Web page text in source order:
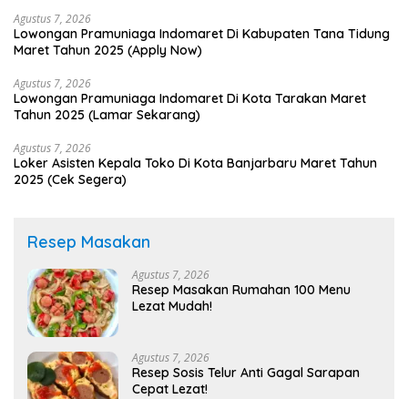
Agustus 7, 2026
Lowongan Pramuniaga Indomaret Di Kabupaten Tana Tidung
Maret Tahun 2025 (Apply Now)
Agustus 7, 2026
Lowongan Pramuniaga Indomaret Di Kota Tarakan Maret
Tahun 2025 (Lamar Sekarang)
Agustus 7, 2026
Loker Asisten Kepala Toko Di Kota Banjarbaru Maret Tahun
2025 (Cek Segera)
Resep Masakan
Agustus 7, 2026
Resep Masakan Rumahan 100 Menu
Lezat Mudah!
Agustus 7, 2026
Resep Sosis Telur Anti Gagal Sarapan
Cepat Lezat!